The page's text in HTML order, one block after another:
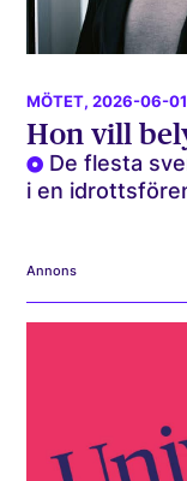
MÖTET, 2026-06-01
Hon vill
De flesta
i en
Annons